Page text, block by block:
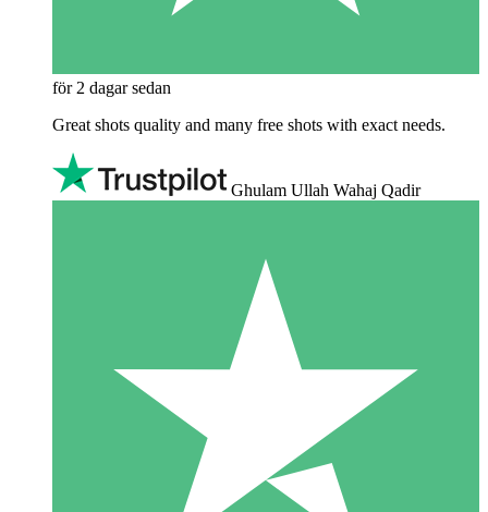
för 2 dagar sedan
Great shots quality and many free shots with exact needs.
Ghulam Ullah Wahaj Qadir